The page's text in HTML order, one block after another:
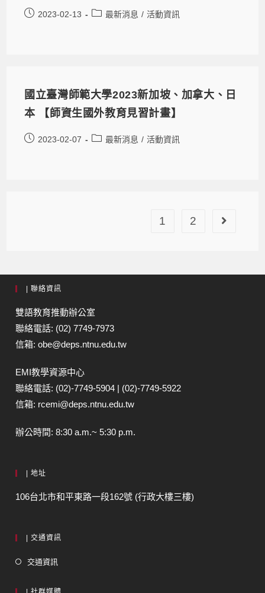
2023-02-13 最新消息 / 活動資訊
國立臺灣師範大學2023新加坡、加拿大、日
本 【師資生國外教育見習計畫】
2023-02-07 最新消息 / 活動資訊
1 2
| 聯絡資訊
雙語教育推動辦公室
聯絡電話: (02) 7749-7973
信箱: obe@deps.ntnu.edu.tw
EMI教學資源中心
聯絡電話: (02)-7749-5904 | (02)-7749-5922
信箱: rcemi@deps.ntnu.edu.tw
辦公時間: 8:30 a.m.~ 5:30 p.m.
| 地址
106台北市和平東路一段162號 (行政大樓三樓)
| 交通資訊
交通資訊